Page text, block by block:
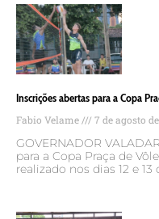
Inscrições abertas para a Copa
Fabio Velame 7 de agosto
GOVERNADOR
para a Copa Praça de
realizado nos dias 12 e